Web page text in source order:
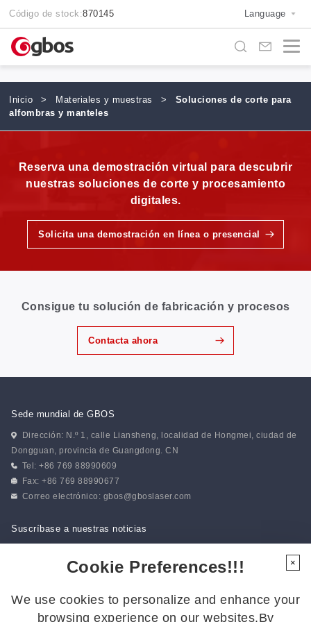
Código de stock:870145 Language
Inicio > Materiales y muestras >
Soluciones de corte para
alfombras y manteles
Reserva una demostración virtual para descubrir
nuestras soluciones de corte y procesamiento
digitales.
Solicita una demostración en línea o presencial
Consigue tu solución de fabricación y procesos
Contacta ahora
Sede mundial de GBOS
Dirección: N.º 1, calle Liansheng, localidad de Hongmei, ciudad de
Dongguan, provincia de Guangdong. CN
Tel: +86 769 88990609
Fax: +86 769 88990677
Correo electrónico: gbos@gboslaser.com
Suscríbase a nuestras noticias
Síguenos para estar al día de las últimas novedades:
Cookie Preferences!!!
We use cookies to personalize and enhance your
browsing experience on our websites.By
×